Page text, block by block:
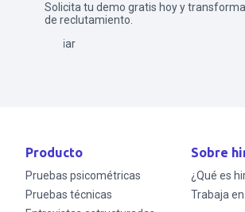
Solicita tu demo gratis hoy y
de reclutamiento.
Enviar
Producto
Pruebas psicométricas
Pruebas técnicas
Sobre
¿Qué es
Trabaja